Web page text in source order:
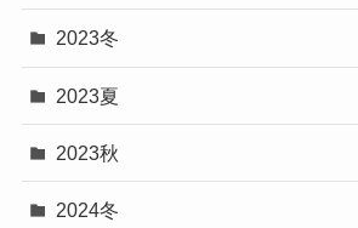
2023冬
2023夏
2023秋
2024冬